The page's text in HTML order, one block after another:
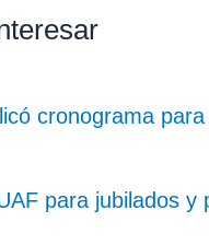
cronograma
para jubilados